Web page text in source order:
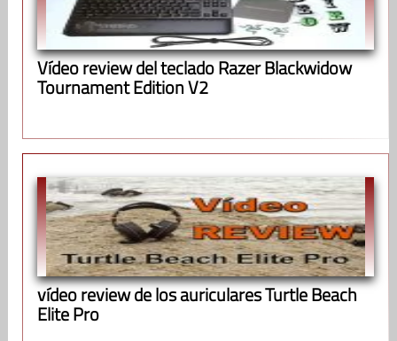
Vídeo review del teclado Razer Blackwidow
Tournament Edition V2
vídeo review de los auriculares Turtle Beach
Elite Pro